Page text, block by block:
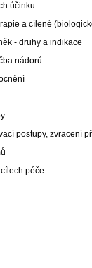
účinku
a cílené
- druhy a indikace
nádorů
postupy, zvracení
péče